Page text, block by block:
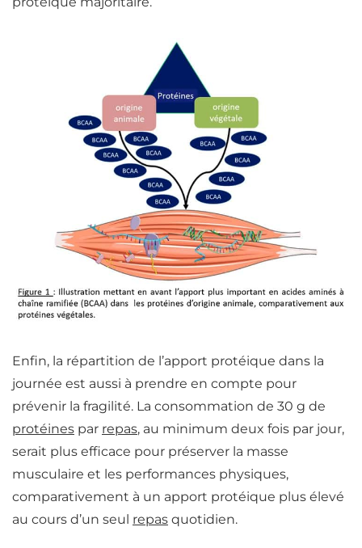
Enfin, la répartition de l’apport protéique dans la
journée est aussi à prendre en compte pour
prévenir la fragilité. La consommation de 30 g de
protéines par repas, au minimum deux fois par jour,
serait plus efficace pour préserver la masse
musculaire et les performances physiques,
comparativement à un apport protéique plus élevé
au cours d’un seul repas quotidien.